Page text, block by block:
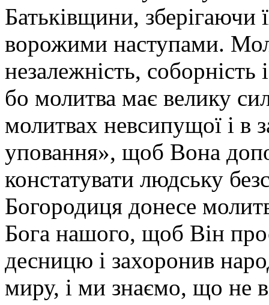
Батьківщини,
ворожими наступами.
незалежність, соборність
бо молитва має велику
молитвах невсипущої і в
уповання», щоб Вона
констатувати людську
Богородиця донесе
Бога нашого, щоб Він
десницю і захоронив
миру, і ми знаємо, що не